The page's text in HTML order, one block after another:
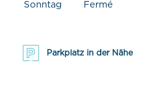
Sonntag
Fermé
Parkplatz in der Nähe